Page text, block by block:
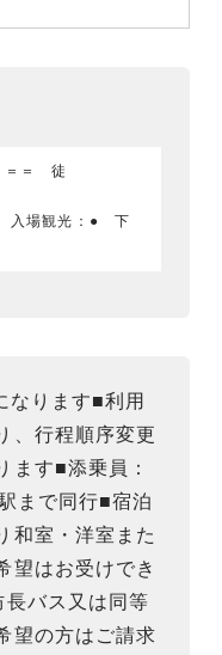
＝＝ 徒
入場観光：● 下
なります■利用
、行程順序変更
ます■添乗員：
まで同行■宿泊
和室・洋室また
望はお受けでき
バス又は同等
望の方はご請求